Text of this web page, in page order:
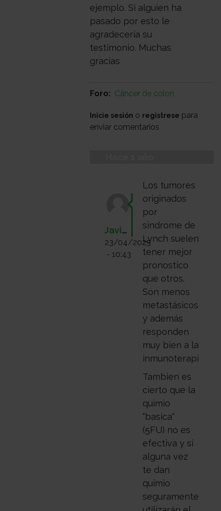
Acompañamiento
ejemplo. Si alguien ha
pasado por esto le
agradecería su
testimonio. Muchas
gracias
Foro Cáncer de colon
Inicie sesión o registrese para
enviar comentarios
JavierHopeful
23/04/2025
- 10:43
Los tumores
originados
por
sindrome de
Lynch suelen
tener mejor
pronostico
que otros.
Son menos
metastásicos
y además
responden
muy bien a la
inmunoterapia.
Tambien es
cierto que la
quimio
"basica"
(5FU) no es
efectiva y si
alguna vez
te dan
quimio
seguramente